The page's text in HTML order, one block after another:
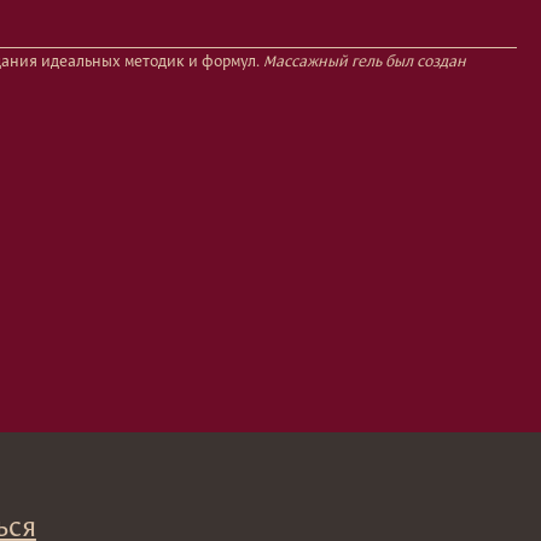
идеальных методик и формул. Массажный гель был создан